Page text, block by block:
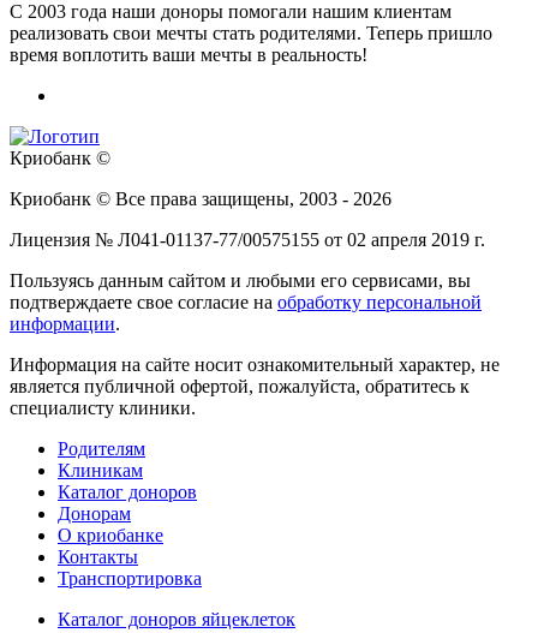
C 2003 года наши доноры помогали нашим клиентам
реализовать свои мечты стать родителями. Теперь пришло
время воплотить ваши мечты в реальность!
Криобанк ©
Криобанк © Все права защищены, 2003 - 2026
Лицензия № Л041-01137-77/00575155 от 02 апреля 2019 г.
Пользуясь данным сайтом и любыми его сервисами, вы
подтверждаете свое согласие на обработку персональной
информации.
Информация на сайте носит ознакомительный характер, не
является публичной офертой, пожалуйста, обратитесь к
специалисту клиники.
Родителям
Клиникам
Каталог доноров
Донорам
О криобанке
Контакты
Транспортировка
Каталог доноров яйцеклеток